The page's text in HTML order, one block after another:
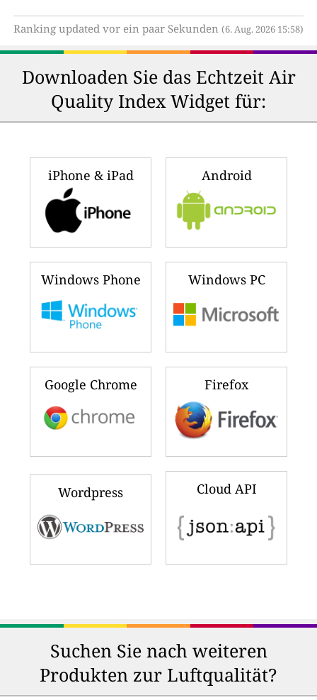
Ranking updated vor ein paar Sekunden (6. Aug. 2026 15:58)
Downloaden Sie das Echtzeit Air
Quality Index Widget für:
iPhone & iPad Android
Windows Phone Windows PC
Google Chrome Firefox
Wordpress Cloud API
Suchen Sie nach weiteren
Produkten zur Luftqualität?